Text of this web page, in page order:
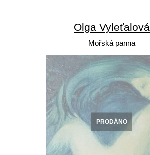
Olga Vyleťalová
Mořská panna
PRODÁNO